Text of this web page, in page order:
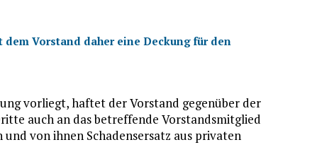
Vorstand daher eine Deckung für den
vorliegt, haftet der Vorstand gegenüber der
auch an das betreffende Vorstandsmitglied
von ihnen Schadensersatz aus privaten